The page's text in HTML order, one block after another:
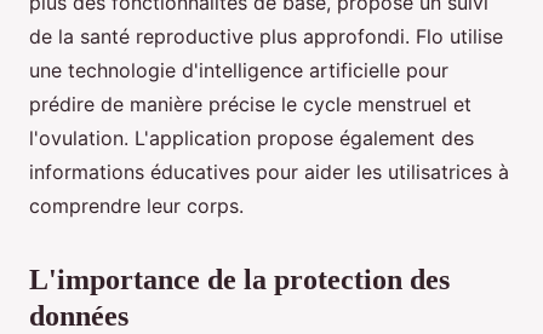
de la santé reproductive plus approfondi. Flo utilise
une technologie d'intelligence artificielle pour
prédire de manière précise le cycle menstruel et
l'ovulation. L'application propose également des
informations éducatives pour aider les utilisatrices à
comprendre leur corps.
L'importance de la protection des
données